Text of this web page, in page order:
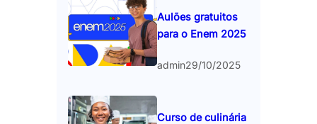
Aulões gratuitos
para o Enem 2025
admin29/10/2025
Curso de culinária